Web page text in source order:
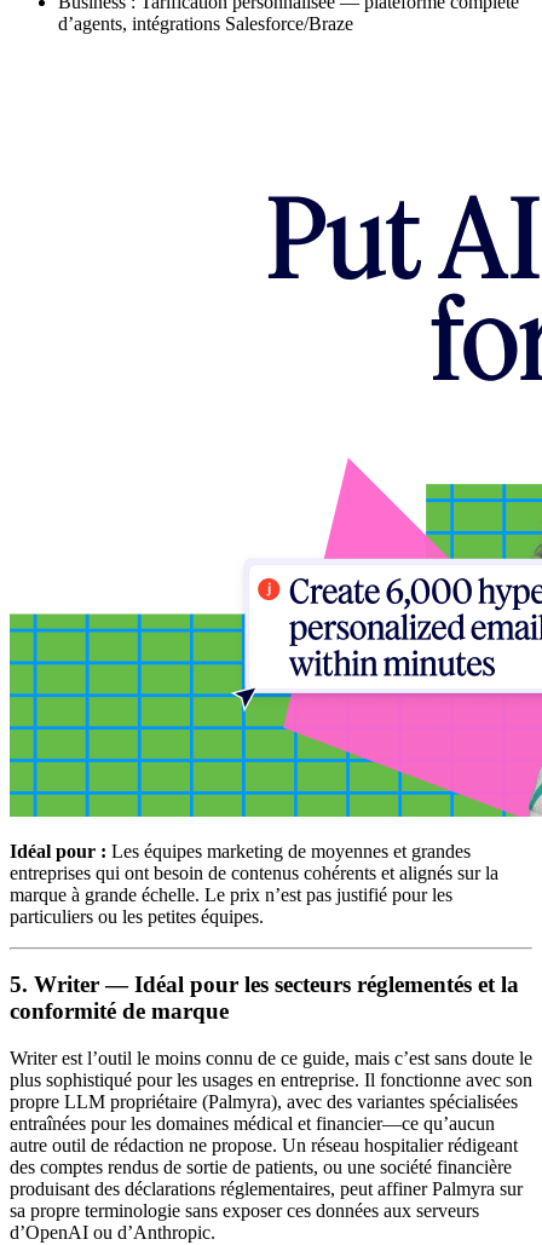
d’agents, intégrations Salesforce/Braze
Idéal pour : Les équipes marketing de moyennes et grandes
entreprises qui ont besoin de contenus cohérents et alignés sur la
marque à grande échelle. Le prix n’est pas justifié pour les
particuliers ou les petites équipes.
5. Writer — Idéal pour les secteurs réglementés et la
conformité de marque
Writer est l’outil le moins connu de ce guide, mais c’est sans doute le
plus sophistiqué pour les usages en entreprise. Il fonctionne avec son
propre LLM propriétaire (Palmyra), avec des variantes spécialisées
entraînées pour les domaines médical et financier—ce qu’aucun
autre outil de rédaction ne propose. Un réseau hospitalier rédigeant
des comptes rendus de sortie de patients, ou une société financière
produisant des déclarations réglementaires, peut affiner Palmyra sur
sa propre terminologie sans exposer ces données aux serveurs
d’OpenAI ou d’Anthropic.